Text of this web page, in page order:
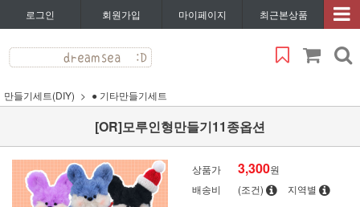
로그인 회원가입 마이페이지 최근본상품
만들기세트(DIY) ● 기타만들기세트
[OR]모루인형만들기11종옵션
상품가 3,300원
배송비
(조건) 지역별